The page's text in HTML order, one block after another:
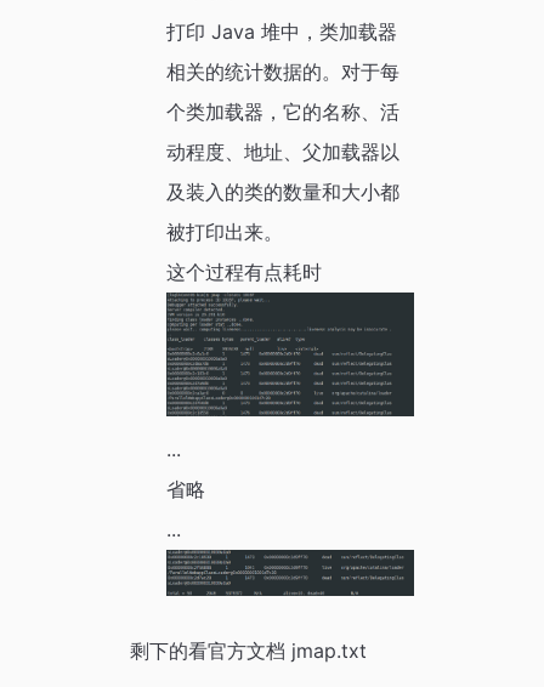
打印 Java 堆中，类加载器
相关的统计数据的。对于每
个类加载器，它的名称、活
动程度、地址、父加载器以
及装入的类的数量和大小都
被打印出来。
这个过程有点耗时
...
省略
...
剩下的看官方文档 jmap.txt